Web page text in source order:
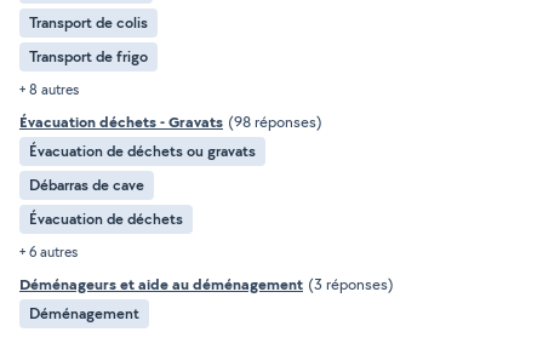
Transport de colis
Transport de frigo
+ 8 autres
Évacuation déchets - Gravats (98 réponses)
Évacuation de déchets ou gravats
Débarras de cave
Évacuation de déchets
+ 6 autres
Déménageurs et aide au déménagement (3 réponses)
Déménagement